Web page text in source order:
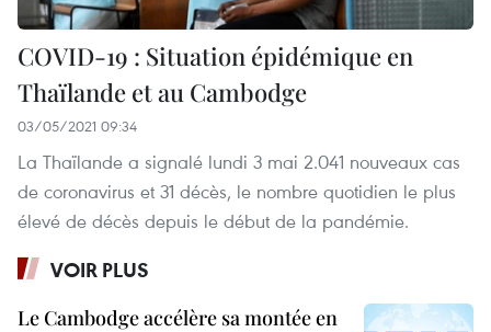
COVID-19 : Situation épidémique en
Thaïlande et au Cambodge
03/05/2021 09:34
La Thaïlande a signalé lundi 3 mai 2.041 nouveaux cas
de coronavirus et 31 décès, le nombre quotidien le plus
élevé de décès depuis le début de la pandémie.
VOIR PLUS
Le Cambodge accélère sa montée en